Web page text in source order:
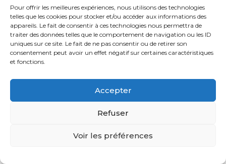
Pour offrir les meilleures expériences, nous utilisons des technologies
telles que les cookies pour stocker et/ou accéder aux informations des
appareils. Le fait de consentir à ces technologies nous permettra de
traiter des données telles que le comportement de navigation ou les ID
uniques sur ce site. Le fait de ne pas consentir ou de retirer son
consentement peut avoir un effet négatif sur certaines caractéristiques
et fonctions.
Accepter
Refuser
Voir les préférences
effectuer la transmission de données pour
donner suite aux réclamations présentées
contre la plateforme, et ce, conformément
aux procédures administratives et
judiciaires ;
ARTICLE 12.1 : CMS :
Commentaires